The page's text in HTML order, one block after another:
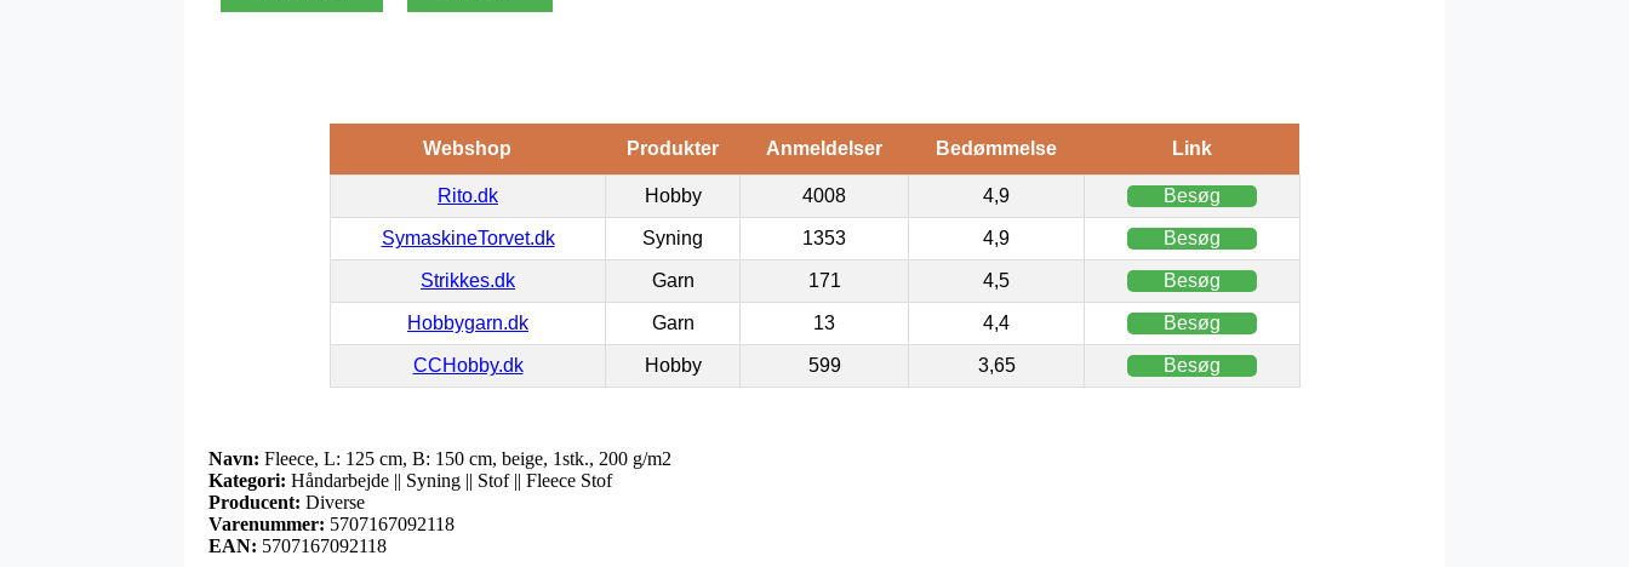
Webshop Produkter Anmeldelser Bedømmelse Link
Rito.dk Hobby 4008 4,9 Besøg
SymaskineTorvet.dk Syning 1353 4,9 Besøg
Strikkes.dk Garn 171 4,5 Besøg
Hobbygarn.dk Garn 13 4,4 Besøg
CCHobby.dk Hobby 599 3,65 Besøg
Navn: Fleece, L: 125 cm, B: 150 cm, beige, 1stk., 200 g/m2
Kategori: Håndarbejde || Syning || Stof || Fleece Stof
Producent: Diverse
Varenummer: 5707167092118
EAN: 5707167092118